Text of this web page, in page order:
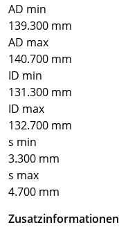
AD min
139.300 mm
AD max
140.700 mm
ID min
131.300 mm
ID max
132.700 mm
s min
3.300 mm
s max
4.700 mm
Zusatzinformationen